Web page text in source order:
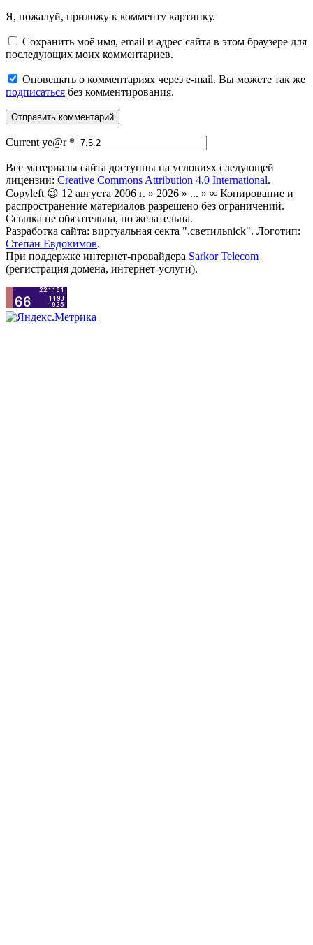
Я, пожалуй, приложу к комменту картинку.
Сохранить моё имя, email и адрес сайта в этом браузере для
последующих моих комментариев.
Оповещать о комментариях через e-mail. Вы можете так же
подписаться без комментирования.
Current ye@r *
Все материалы сайта доступны на условиях следующей
лицензии: Creative Commons Attribution 4.0 International.
Copyleft 😉 12 августа 2006 г. » 2026 » ... » ∞ Копирование и
распространение материалов разрешено без ограничений.
Ссылка не обязательна, но желательна.
Разработка сайта: виртуальная секта ".светильnick". Логотип:
Степан Евдокимов.
При поддержке интернет-провайдера Sarkor Telecom
(регистрация домена, интернет-услуги).